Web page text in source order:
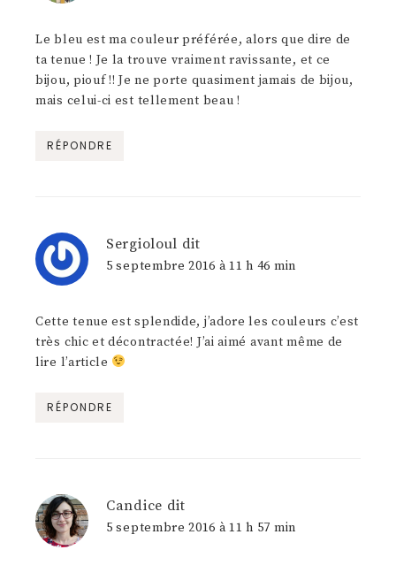
Le bleu est ma couleur préférée, alors que dire de
ta tenue ! Je la trouve vraiment ravissante, et ce
bijou, piouf !! Je ne porte quasiment jamais de bijou,
mais celui-ci est tellement beau !
RÉPONDRE
Sergioloul dit
5 septembre 2016 à 11 h 46 min
Cette tenue est splendide, j’adore les couleurs c’est
très chic et décontractée! J’ai aimé avant même de
lire l’article
RÉPONDRE
Candice dit
5 septembre 2016 à 11 h 57 min